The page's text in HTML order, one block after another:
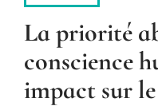
La priorité
conscience
impact sur